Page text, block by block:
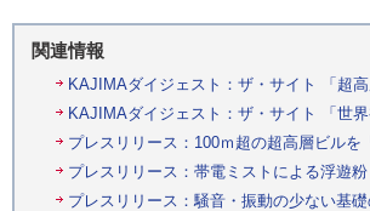
関連情報
KAJIMAダイジェスト：ザ・サイト 「超
KAJIMAダイジェスト：ザ・サイト 「世
プレスリリース：100ｍ超の超高層ビル
プレスリリース：帯電ミストによる浮遊
プレスリリース：騒音・振動の少ない基